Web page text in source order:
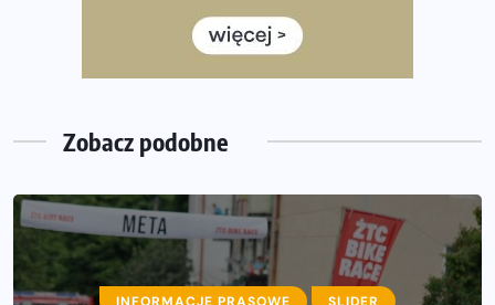
Już w tę sobotę 35. Bieg Powstania Warszawskiego.
Wystartuje rekordowa liczba uczestników
Zobacz podobne
INFORMACJE PRASOWE SLIDER